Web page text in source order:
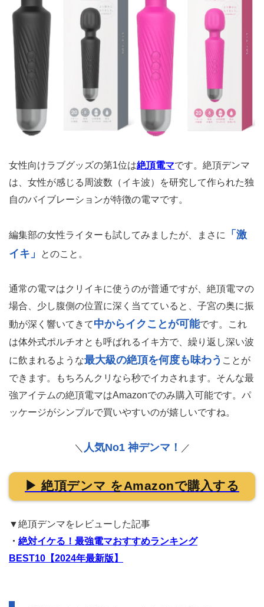
女性向けラブグッズの第1位は絶頂電マです。絶頂デンマ
は、女性が感じる周波数（イキ波）を研究して作られた独
自のバイブレーションが特徴の電マです。
編集部の女性ライターも試してみましたが、まさに
「激
イキ」
とのこと。
通常の電マはクリイキに使うのが普通ですが、絶頂電マの
場合、少し腹側の位置に深く当てていると、子宮の奥に振
動が深く響いてきて中からイクことが可能です。これ
は体外式ポルチオとも呼ばれるイキ方で、繰り返し深い波
に飲まれるような最大級の絶頂を何度も味わう ことが
できます。もちろんクリなら秒でイカされます。そんな最
強アイテムの絶頂電マはAmazonでのみ購入可能です。パ
ッケージがシンプルで買いやすいのが嬉しいですね。
＼ 人気No1 神デンマ！ ／
▶ 絶頂デンマ をAmazonで購入する
▼絶頂デンマをレビューした記事
・ 絶対イケる！最強電マおすすめランキング
BEST10【2024年最新版】